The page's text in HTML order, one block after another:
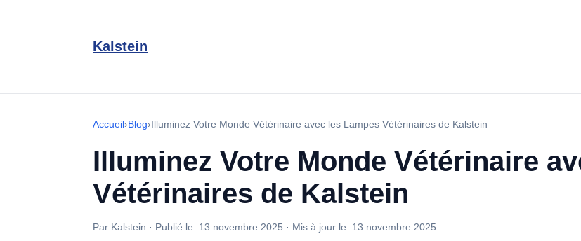
Kalstein
Accueil›Blog›Illuminez Votre Monde Vétérinaire avec les Lampes Vétérinaires de Kalstein
Illuminez Votre Monde Vétérinaire
Vétérinaires de Kalstein
Par Kalstein · Publié le: 13 novembre 2025 · Mis à jour le: 13 novembre 2025